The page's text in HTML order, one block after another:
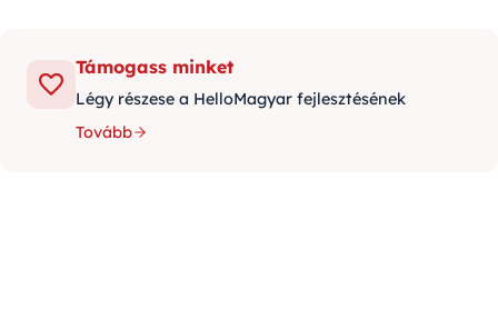
Támogass minket
Légy részese a HelloMagyar fejlesztésének
Tovább